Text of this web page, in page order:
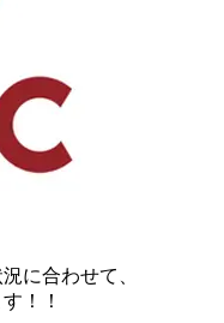
に合わせて、
！！